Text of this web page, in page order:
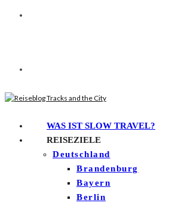
WAS IST SLOW TRAVEL?
REISEZIELE
Deutschland
Brandenburg
Bayern
Berlin